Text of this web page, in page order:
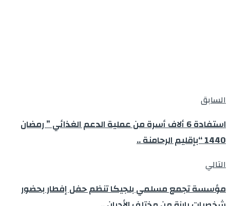
السابق
استفادة 6 ألاف أسرة من عملية الدعم الغذائي ” رمضان
1440 “بإقليم الرحامنة ..
التالي
مؤسسة تجمع مسلمي بلجيكا تنظم حفل إفطار بحضور